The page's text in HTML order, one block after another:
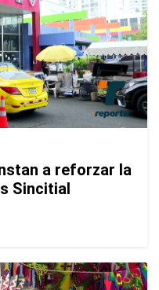
a reforzar la
Sincitial